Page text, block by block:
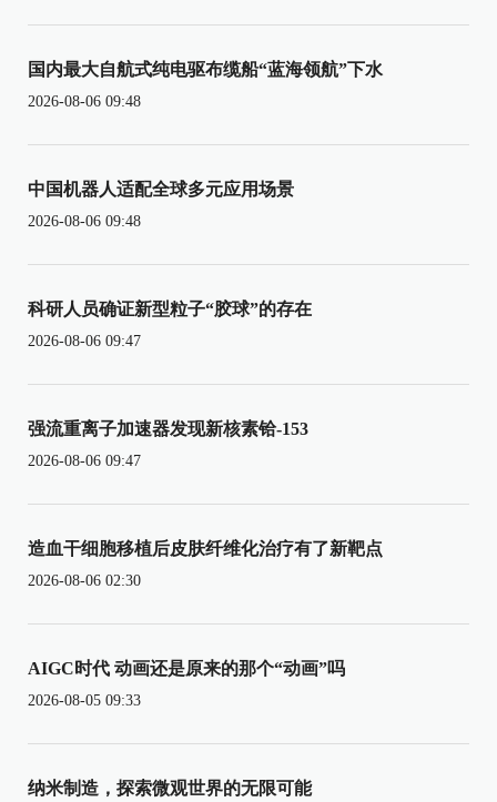
国内最大自航式纯电驱布缆船“蓝海领航”下水
2026-08-06 09:48
中国机器人适配全球多元应用场景
2026-08-06 09:48
科研人员确证新型粒子“胶球”的存在
2026-08-06 09:47
强流重离子加速器发现新核素铪-153
2026-08-06 09:47
造血干细胞移植后皮肤纤维化治疗有了新靶点
2026-08-06 02:30
AIGC时代 动画还是原来的那个“动画”吗
2026-08-05 09:33
纳米制造，探索微观世界的无限可能